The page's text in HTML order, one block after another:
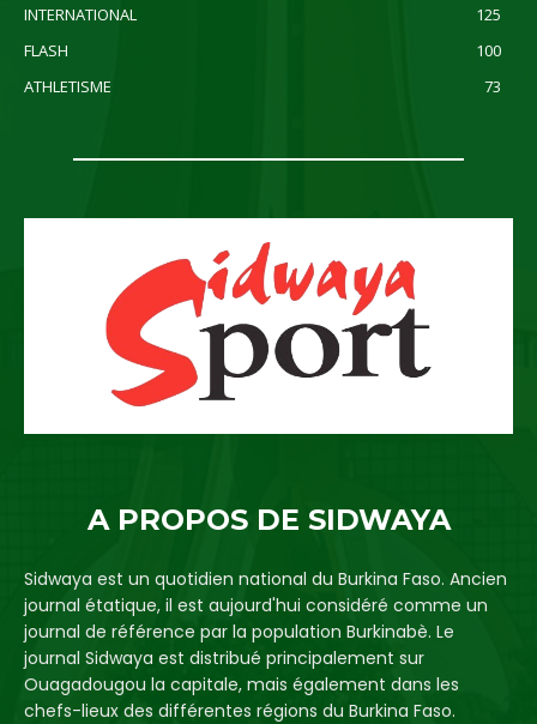
INTERNATIONAL
125
FLASH
100
ATHLETISME
73
A PROPOS DE SIDWAYA
Sidwaya est un quotidien national du Burkina Faso. Ancien
journal étatique, il est aujourd'hui considéré comme un
journal de référence par la population Burkinabè. Le
journal Sidwaya est distribué principalement sur
Ouagadougou la capitale, mais également dans les
chefs-lieux des différentes régions du Burkina Faso.